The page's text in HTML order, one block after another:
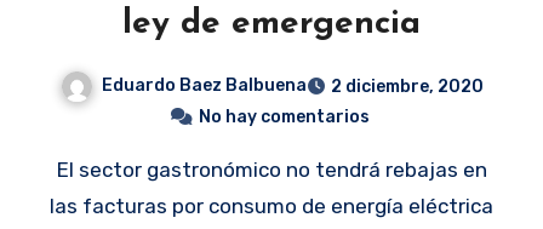
ley de emergencia
Eduardo Baez Balbuena
2 diciembre, 2020
No hay comentarios
El sector gastronómico no tendrá rebajas en
las facturas por consumo de energía eléctrica